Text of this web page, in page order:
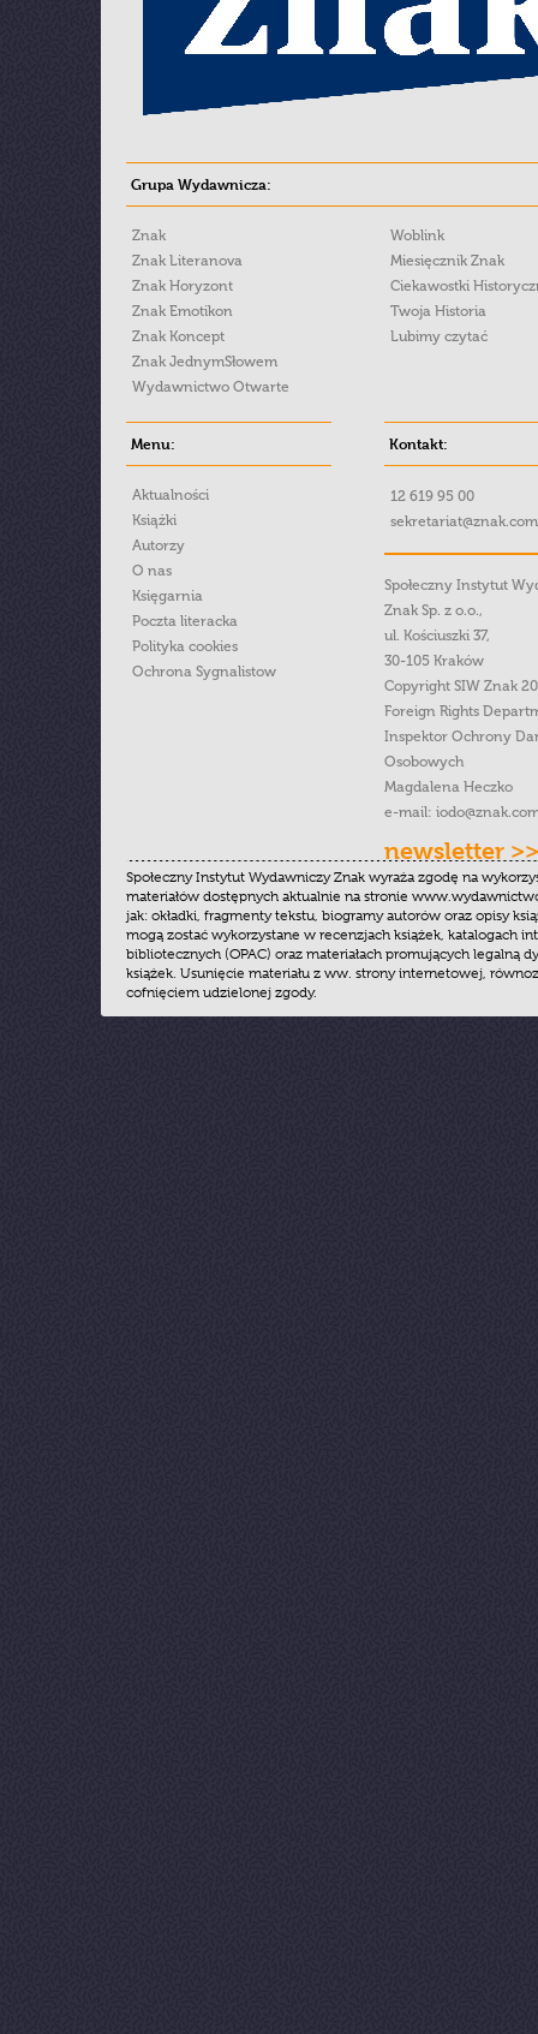
Grupa Wydawnicza:
Znak
Znak Literanova
Znak Horyzont
Znak Emotikon
Znak Koncept
Znak JednymSłowem
Wydawnictwo Otwarte
Woblink
Miesięcznik Znak
Ciekawostki
Twoja Historia
Lubimy czytać
Menu:
Aktualności
Książki
Autorzy
O nas
Księgarnia
Poczta literacka
Polityka cookies
Ochrona Sygnalistow
Kontakt:
12 619 95 00
Społeczny Instytut
Znak Sp. z o.o.,
ul. Kościuszki 37,
30-105 Kraków
Copyright SIW Znak
Foreign Rights
Inspektor Ochrony
Osobowych
Magdalena Heczko
e-mail:
newsletter >>
Społeczny Instytut Wydawniczy Znak wyraża zgodę na
materiałów dostępnych aktualnie na stronie
jak: okładki, fragmenty tekstu, biogramy autorów oraz opisy
mogą zostać wykorzystane w recenzjach książek, katalogach
bibliotecznych (OPAC) oraz materiałach promujących legalną
książek. Usunięcie materiału z ww. strony internetowej,
cofnięciem udzielonej zgody.